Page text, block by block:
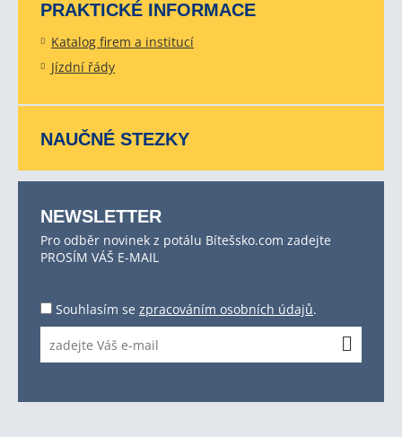
PRAKTICKÉ INFORMACE
Katalog firem a institucí
Jízdní řády
NAUČNÉ STEZKY
NEWSLETTER
Pro odběr novinek z potálu Bítešsko.com zadejte
PROSÍM VÁŠ E-MAIL
Souhlasím se zpracováním osobních údajů.